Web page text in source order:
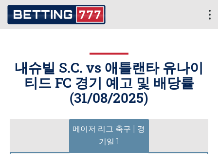
내슈빌 S.C. vs 애틀랜타 유나이
티드 FC 경기 예고 및 배당률
(31/08/2025)
메이저 리그 축구 | 경
기일 1